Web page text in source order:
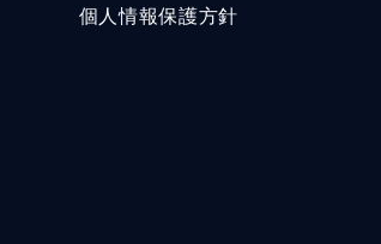
個人情報保護方針